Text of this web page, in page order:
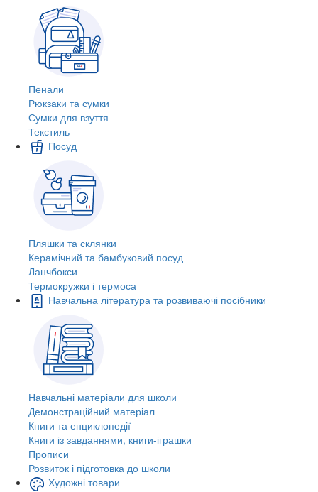
Пенали
Рюкзаки та сумки
Сумки для взуття
Текстиль
Посуд
Пляшки та склянки
Керамічний та бамбуковий посуд
Ланчбокси
Термокружки і термоса
Навчальна література та розвиваючі посібники
Навчальні матеріали для школи
Демонстраційний матеріал
Книги та енциклопедії
Книги із завданнями, книги-іграшки
Прописи
Розвиток і підготовка до школи
Художні товари